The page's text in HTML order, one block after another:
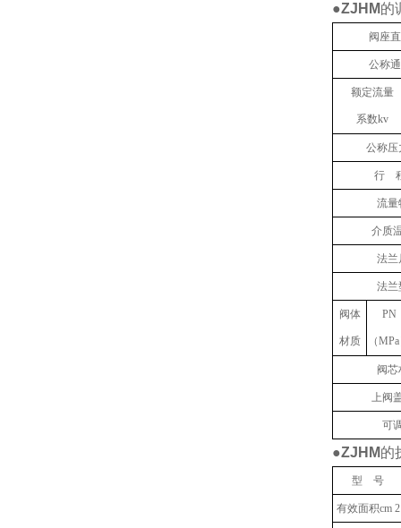
●ZJHM的
阀座
公称
额定流量
系数kv
公称压
行
流量
介质
法兰
法兰
阀体 PN
材质 （
阀芯
上阀
可
●ZJHM的
型 号
有效面积cm 2